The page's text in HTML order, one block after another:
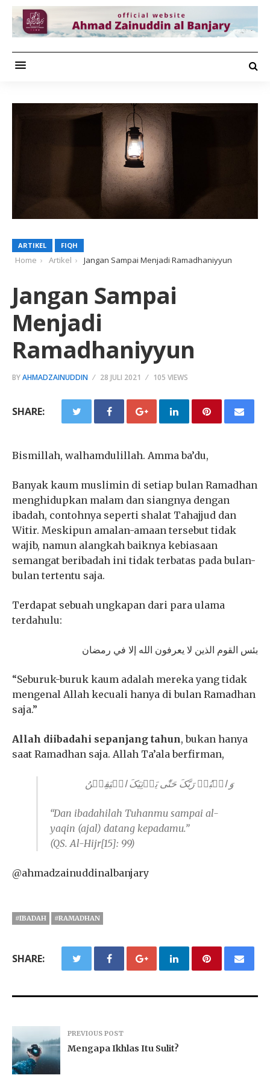
ARTIKEL FIQH
Home Artikel Jangan Sampai Menjadi Ramadhaniyyun
Jangan Sampai
Menjadi
Ramadhaniyyun
BYAHMADZAINUDDIN 28 JULI 2021 105 VIEWS
SHARE:
Bismillah, walhamdulillah. Amma ba’du,
Banyak kaum muslimin di setiap bulan Ramadhan
menghidupkan malam dan siangnya dengan
ibadah, contohnya seperti shalat Tahajjud dan
Witir. Meskipun amalan-amaan tersebut tidak
wajib, namun alangkah baiknya kebiasaan
semangat beribadah ini tidak terbatas pada bulan-
bulan tertentu saja.
Terdapat sebuah ungkapan dari para ulama
terdahulu:
ﺑﺌﺲ ﺍﻟﻘﻮﻡ ﺍﻟﺬﻳﻦ ﻻ ﻳﻌﺮﻓﻮﻥ ﺍﻟﻠﻪ ﺇﻻ ﻓﻲ ﺭﻣﻀﺎﻥ
“Seburuk-buruk kaum adalah mereka yang tidak
mengenal Allah kecuali hanya di bulan Ramadhan
saja.”
Allah diibadahi sepanjang tahun, bukan hanya
saat Ramadhan saja. Allah Ta’ala berfirman,
وَ اعۡبُدۡ رَبَّکَ حَتّٰی یَاۡتِیَکَ الۡیَقِیۡنُ
“Dan ibadahilah Tuhanmu sampai al-
yaqin (ajal) datang kepadamu.”
(QS. Al-Hijr[15]: 99)
@ahmadzainuddinalbanjary
#IBADAH #RAMADHAN
SHARE:
PREVIOUS POST
Mengapa Ikhlas Itu Sulit?